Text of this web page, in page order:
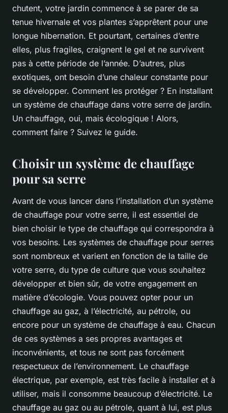
chutent, votre jardin commence à se parer de sa
tenue hivernale et vos plantes s’apprêtent pour une
longue hibernation. Et pourtant, certaines d’entre
elles, plus fragiles, craignent le gel et ne survivent
pas à cette période de l’année. D’autres, plus
exotiques, ont besoin d’une chaleur constante pour
se développer. Comment les protéger ? En installant
un système de chauffage dans votre serre de jardin.
Un chauffage, oui, mais écologique ! Alors,
comment faire ? Suivez le guide.
Choisir un système de chauffage
pour sa serre
Avant de vous lancer dans l’installation d’un système
de chauffage pour votre serre, il est essentiel de
bien choisir le type de chauffage qui correspondra à
vos besoins. Les systèmes de chauffage pour serres
sont nombreux et varient en fonction de la taille de
votre serre, du type de culture que vous souhaitez
développer et bien sûr, de votre engagement en
matière d’écologie. Vous pouvez opter pour un
chauffage au gaz, à l’électricité, au pétrole, ou
encore pour un système de chauffage à eau. Chacun
de ces systèmes a ses propres avantages et
inconvénients, et tous ne sont pas forcément
respectueux de l’environnement. Le chauffage
électrique, par exemple, est très facile à installer et à
utiliser, mais il consomme beaucoup d’électricité. Le
chauffage au gaz ou au pétrole, quant à lui, est plus